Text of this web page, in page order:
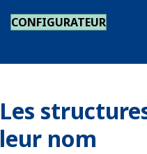
CONFIGURATEUR
Les
leur nom